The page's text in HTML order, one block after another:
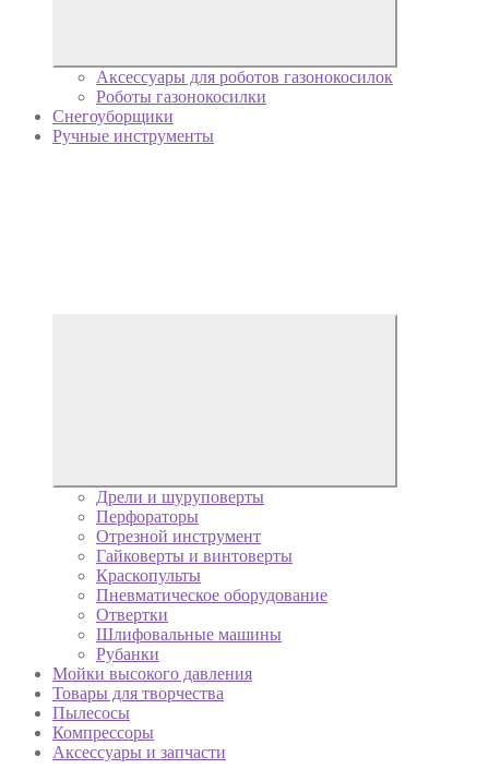
Аксессуары для роботов газонокосилок
Роботы газонокосилки
Снегоуборщики
Ручные инструменты
Дрели и шуруповерты
Перфораторы
Отрезной инструмент
Гайковерты и винтоверты
Краскопульты
Пневматическое оборудование
Отвертки
Шлифовальные машины
Рубанки
Мойки высокого давления
Товары для творчества
Пылесосы
Компрессоры
Аксессуары и запчасти